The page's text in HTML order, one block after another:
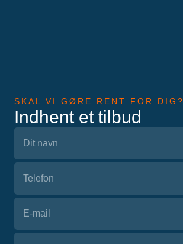
SKAL VI GØRE RENT FOR DIG?
Indhent et tilbud